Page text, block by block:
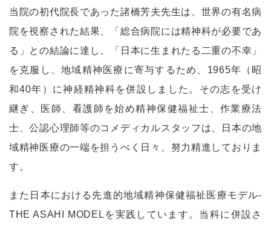
当院の初代院長であった諸橋芳夫先生は、世界の有名病
院を視察された結果、「総合病院には精神科が必要であ
る」との結論に達し、「日本に生まれたる二重の不幸」
を克服し、地域精神医療に寄与するため、1965年（昭
和40年）に神経精神科を併設しました。その志を受け
継ぎ、医師、看護師を始め精神保健福祉士、作業療法
士、公認心理師等のコメディカルスタッフは、日本の地
域精神医療の一端を担うべく日々、努力精進しておりま
す。
また日本における先進的地域精神保健福祉医療モデル-
THE ASAHI MODELを実践しています。当科に併設さ